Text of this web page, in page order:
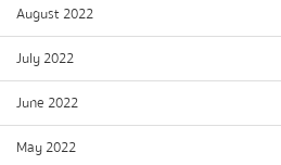
August 2022
July 2022
June 2022
May 2022